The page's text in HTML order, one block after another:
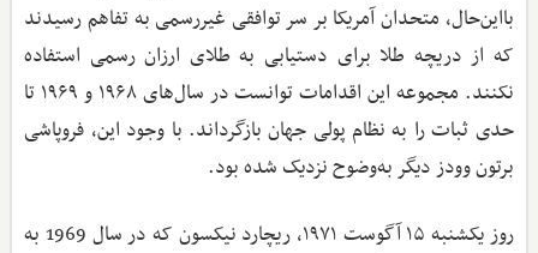
بااین‌حال، متحدان آمریکا بر سر توافقی غیررسمی به تفاهم رسیدند
که از دریچه طلا برای دستیابی به طلای ارزان رسمی استفاده
نکنند. مجموعه این اقدامات توانست در سال‌های ۱۹۶۸ و ۱۹۶۹ تا
حدی ثبات را به نظام پولی جهان بازگرداند. با وجود این، فروپاشی
برتون وودز دیگر به‌وضوح نزدیک شده بود.
روز یکشنبه ۱۵ آگوست ۱۹۷۱، ریچارد نیکسون که در سال 1969 به